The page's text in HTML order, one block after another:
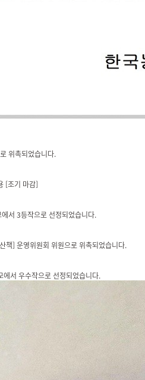
위촉되었습니다.
[조기 마감]
서 3등작으로 선정되었습니다.
책] 운영위원회 위원으로 위촉되었습니다.
서 우수작으로 선정되었습니다.